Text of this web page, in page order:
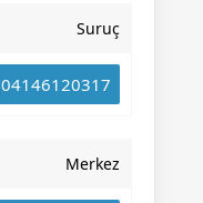
Suruç
04146120317
Merkez